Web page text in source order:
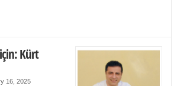
Kürt
16, 2025